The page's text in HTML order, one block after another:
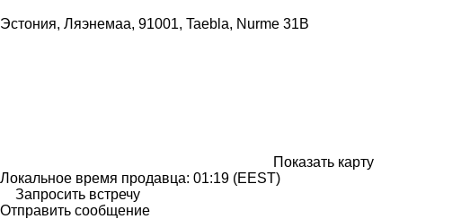
Эстония, Ляэнемаа, 91001, Taebla, Nurme 31B
Показать карту
Локальное время продавца: 01:19 (EEST)
Запросить встречу
Отправить сообщение